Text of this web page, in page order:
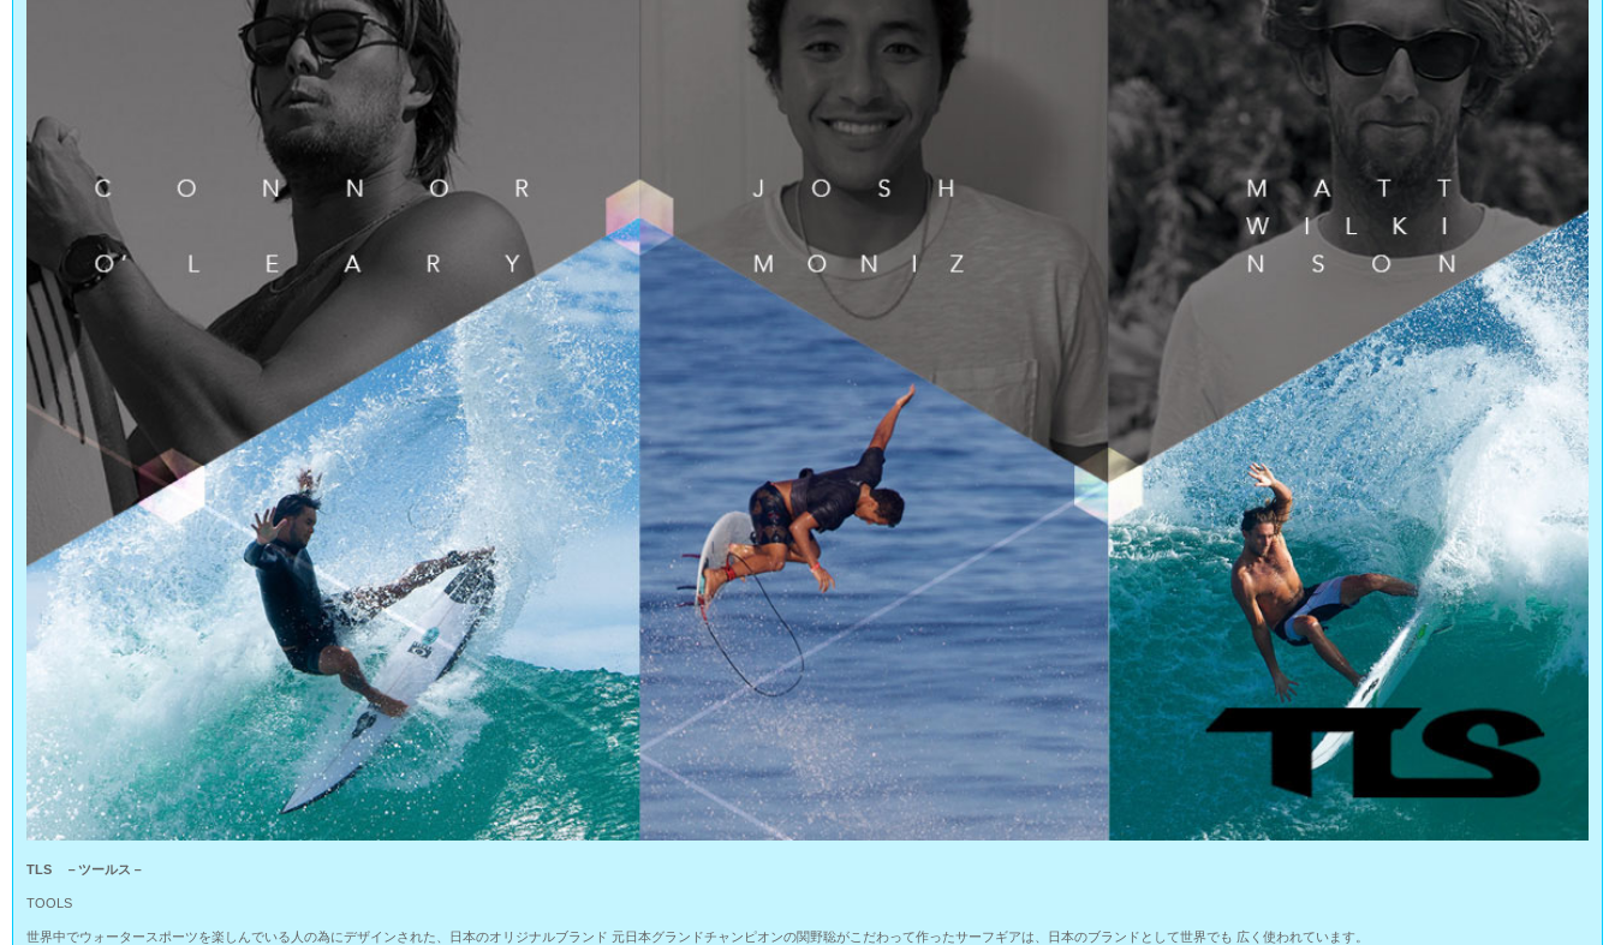
TLS －ツールス－
TOOLS
世界中でウォータースポーツを楽しんでいる人の為にデザインされた、日本のオリジナルブランド 元日本グランドチャンピオンの関野聡がこだわって作ったサーフギアは、日本のブランドとして世界でも 広く使われています。